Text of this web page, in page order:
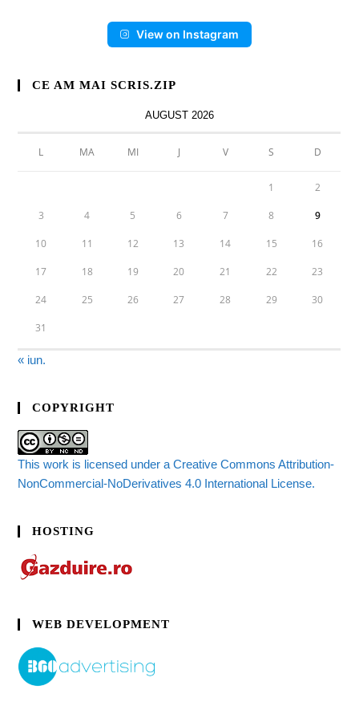
View on Instagram
CE AM MAI SCRIS.ZIP
AUGUST 2026
L MA MI J V S D
1 2
3 4 5 6 7 8 9
10 11 12 13 14 15 16
17 18 19 20 21 22 23
24 25 26 27 28 29 30
31
« iun.
COPYRIGHT
This work is licensed under a Creative Commons Attribution-
NonCommercial-NoDerivatives 4.0 International License.
HOSTING
WEB DEVELOPMENT